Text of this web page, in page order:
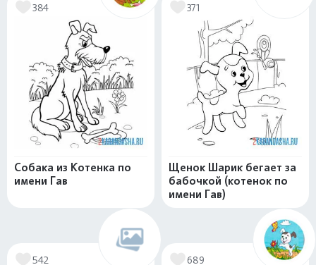
384
Собака из Котенка по
имени Гав
371
Щенок Шарик бегает за
бабочкой (котенок по
имени Гав)
542 689